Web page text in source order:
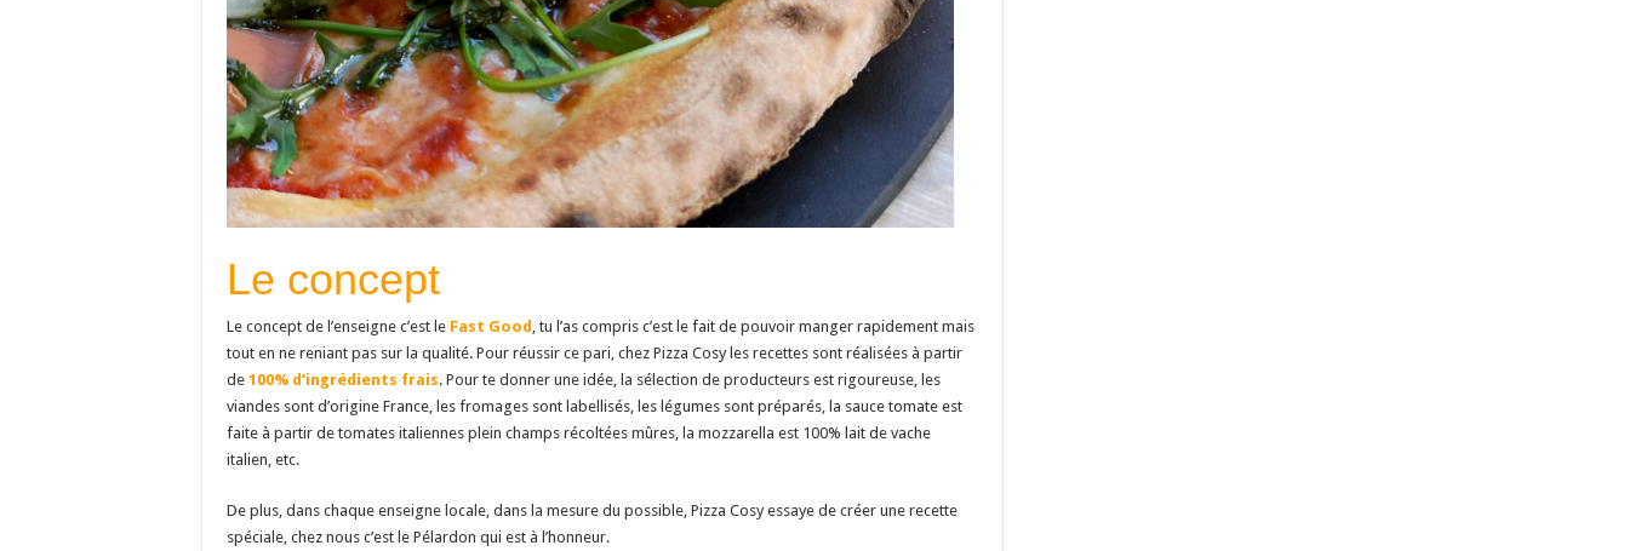
Le concept
Le concept de l’enseigne c’est le Fast Good , tu l’as compris c’est le fait de pouvoir manger rapidement mais
tout en ne reniant pas sur la qualité. Pour réussir ce pari, chez Pizza Cosy les recettes sont réalisées à partir
de 100% d’ingrédients frais. Pour te donner une idée, la sélection de producteurs est rigoureuse, les
viandes sont d’origine France, les fromages sont labellisés, les légumes sont préparés, la sauce tomate est
faite à partir de tomates italiennes plein champs récoltées mûres, la mozzarella est 100% lait de vache
italien, etc.
De plus, dans chaque enseigne locale, dans la mesure du possible, Pizza Cosy essaye de créer une recette
spéciale, chez nous c’est le Pélardon qui est à l’honneur.